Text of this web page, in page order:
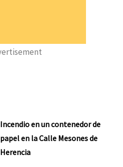
Incendio en un contenedor de
papel en la Calle Mesones de
Herencia